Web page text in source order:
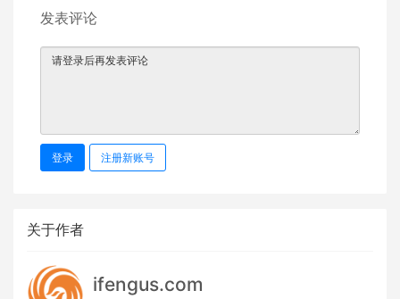
发表评论
登录 注册新账号
关于作者
ifengus.com